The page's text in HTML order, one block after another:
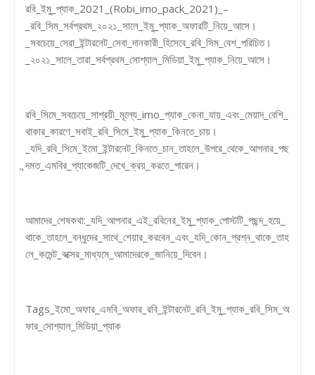
রবি_ইমু_প্যাক_2021_(Robi_imo_pack_2021)_–
_রবি_সিম_সর্বপ্রথম_২০২১_সালে_ইমু_প্যাক_অফারটি_নিয়ে_আসে।
_সবচেয়ে_সেরা_ইন্টারনেট_সেবা_দানকারী_হিসেবে_রবি_সিম_বেশ_পরিচিত।
_২০২১_সালে_তারা_সর্বপ্রথম_সোশ্যাল_মিডিয়া_ইমু_প্যাক_নিয়ে_আসে।
রবি_সিমে_সবচেয়ে_সাশ্রয়ী_মূল্যে_imo_প্যাক_কেনা_যায়_এবং_মেয়াদ_বেশি_
থাকার_কারণে_সবাই_রবি_সিমে_ইমু_প্যাক_কিনতে_চায়।
_যদি_রবি_সিমে_ইমো_ইন্টারনেট_কিনতে_চান_তাহলে_উপরে_থেকে_আপনার_পছ
ন্দমত_এমবির_প্যাকেজটি_দেখে_ক্রয়_করতে_পারেন।
আমাদের_শেষকথা:_যদি_আপনার_এই_রবিনের_ইমু_প্যাক_পোস্টটি_পছন্দ_হয়ে_
থাকে_তাহলে_বন্ধুদের_সাথে_শেয়ার_করবেন_এবং_যদি_কোন_প্রশ্ন_থাকে_তাহ
লে_কমেন্ট_বক্সের_মাধ্যমে_আমাদেরকে_জানিয়ে_দিবেন।
Tags_ইমো_অফার_এমবি_অফার_রবি_ইন্টারনেট_রবি_ইমু_প্যাক_রবি_সিম_অ
ফার_সোশ্যাল_মিডিয়া_প্যাক